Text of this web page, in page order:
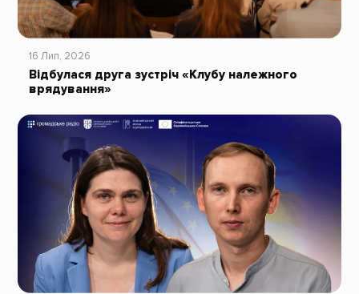
16 Лип, 2026
Відбулася друга зустріч «Клубу належного
врядування»